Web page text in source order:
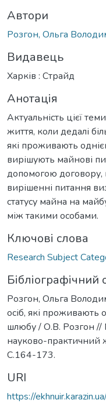
Автори
Розгон, Ольга
Видавець
Харків : Страйд
Анотація
Актуальність цієї
життя, коли дедалі
які проживають
вирішують майнові
допомогою
вирішенні питання
статусу майна на
між такими особами.
Ключові слова
Research Subject
Бібліографічний
Розгон, Ольга
осіб, які проживають
шлюбу / О.В. Розгон //
науково-
С.164-173.
URI
https://